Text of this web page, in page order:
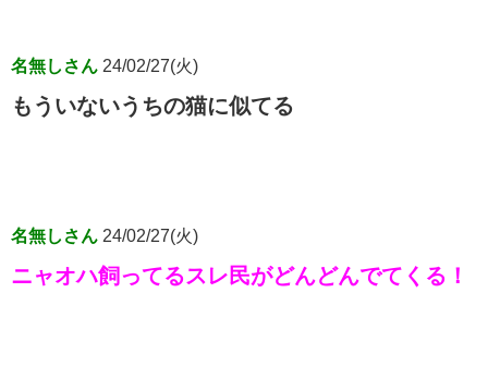
名無しさん 24/02/27(火)
もういないうちの猫に似てる
名無しさん 24/02/27(火)
ニャオハ飼ってるスレ民がどんどんでてくる！